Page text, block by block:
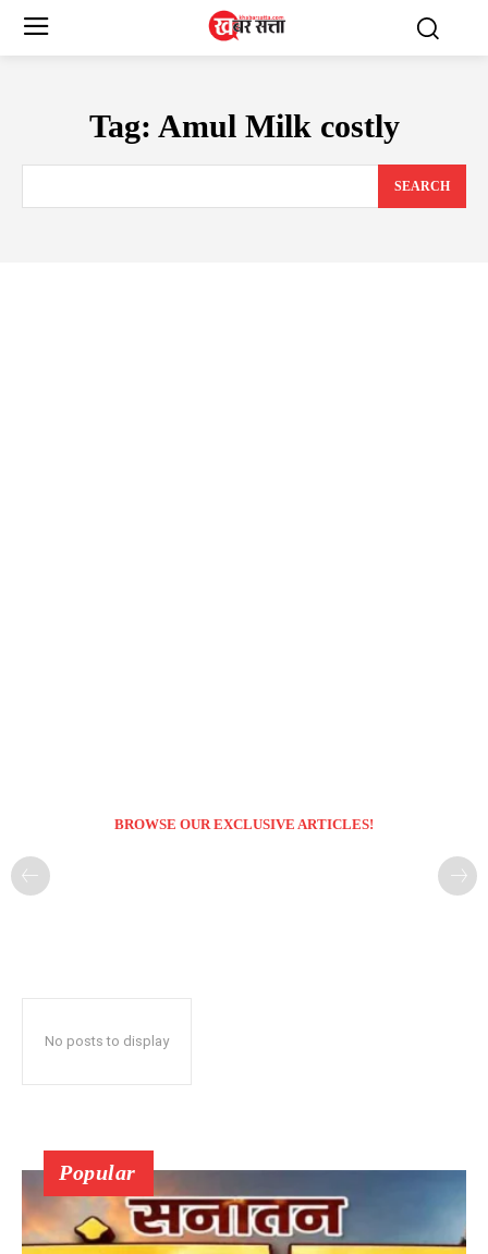
Tag: Amul Milk costly
SEARCH
BROWSE OUR EXCLUSIVE ARTICLES!
No posts to display
Popular